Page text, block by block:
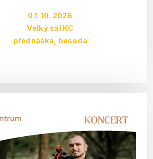
07. 10. 2026
Velký sál KC
přednáška, beseda